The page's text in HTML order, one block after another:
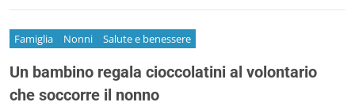
Famiglia Nonni Salute e benessere
Un bambino regala cioccolatini al volontario
che soccorre il nonno